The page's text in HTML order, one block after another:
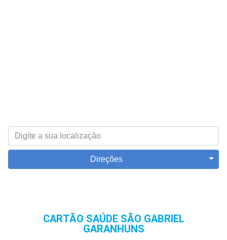
Direções
CARTÃO SAÚDE SÃO GABRIEL
GARANHUNS